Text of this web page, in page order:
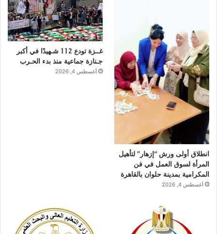
انطلاق أولى ورش “إزهار” لتأهيل
المرأة لسوق العمل في فن
المكرامية بمدينة حلوان بالقاهرة
أغسطس 4, 2026
غــزة تودع 112 شـهيدًا في أكبر
جـنازة جماعية منذ بدء الحـرب
أغسطس 4, 2026